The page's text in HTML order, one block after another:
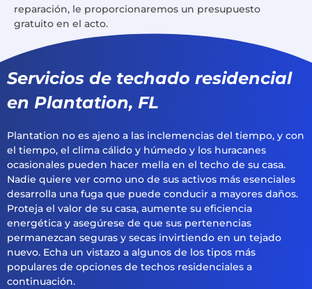
reparación, le proporcionaremos un presupuesto
gratuito en el acto.
Servicios de techado residencial
en Plantation, FL
Plantation no es ajeno a las inclemencias del tiempo, y con
el tiempo, el clima cálido y húmedo y los huracanes
ocasionales pueden hacer mella en el techo de su casa.
Nadie quiere ver como uno de sus activos más esenciales
desarrolla una fuga que puede conducir a mayores daños.
Proteja el valor de su casa, aumente su eficiencia
energética y asegúrese de que sus pertenencias
permanezcan seguras y secas invirtiendo en un tejado
nuevo. Echa un vistazo a algunos de los tipos más
populares de opciones de techos residenciales a
continuación.